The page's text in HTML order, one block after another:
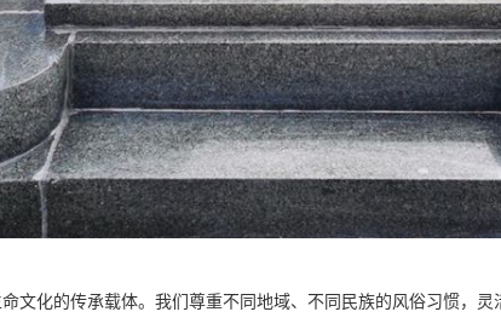
文化的传承载体。我们尊重不同地域、不同民族的风俗习惯，